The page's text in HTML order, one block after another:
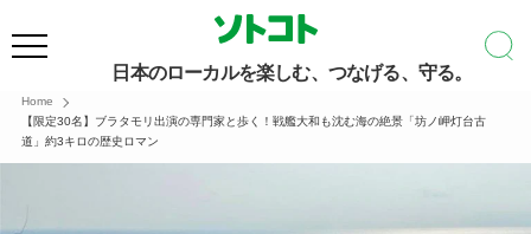
日本のローカルを楽しむ、つなげる、守る。
Home
【限定30名】ブラタモリ出演の専門家と歩く！戦艦大和も沈む海の絶景「坊ノ岬灯台古
道」約3キロの歴史ロマン